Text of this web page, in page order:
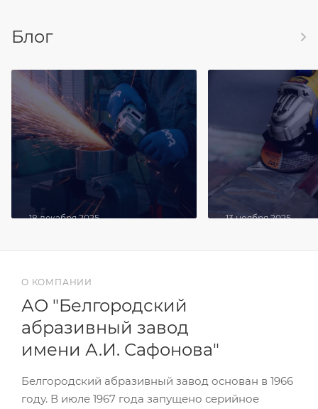
Блог
18 декабря 2025 13 ноября 2025
О КОМПАНИИ
АО "Белгородский
абразивный завод
имени А.И. Сафонова"
Белгородский абразивный завод основан в 1966
году. В июле 1967 года запущено серийное